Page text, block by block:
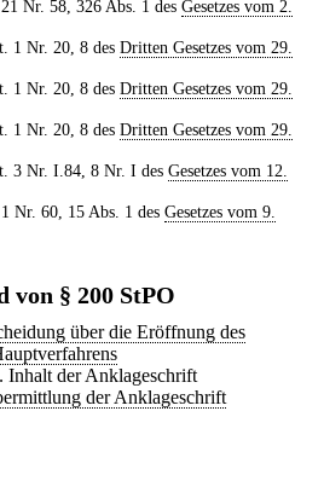
Nr. 58, 326 Abs. 1 des Gesetzes vom 2.
1 Nr. 20, 8 des Dritten Gesetzes vom 29.
1 Nr. 20, 8 des Dritten Gesetzes vom 29.
1 Nr. 20, 8 des Dritten Gesetzes vom 29.
3 Nr. I.84, 8 Nr. I des Gesetzes vom 12.
Nr. 60, 15 Abs. 1 des Gesetzes vom 9.
von § 200 StPO
über die Eröffnung des
Inhalt der Anklageschrift
der Anklageschrift